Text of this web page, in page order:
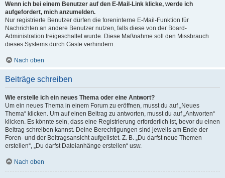
Wenn ich bei einem Benutzer auf den E-Mail-Link klicke, werde ich
aufgefordert, mich anzumelden.
Nur registrierte Benutzer dürfen die foreninterne E-Mail-Funktion für
Nachrichten an andere Benutzer nutzen, falls diese von der Board-
Administration freigeschaltet wurde. Diese Maßnahme soll den Missbrauch
dieses Systems durch Gäste verhindern.
Nach oben
Beiträge schreiben
Wie erstelle ich ein neues Thema oder eine Antwort?
Um ein neues Thema in einem Forum zu eröffnen, musst du auf „Neues
Thema“ klicken. Um auf einen Beitrag zu antworten, musst du auf „Antworten“
klicken. Es könnte sein, dass eine Registrierung erforderlich ist, bevor du einen
Beitrag schreiben kannst. Deine Berechtigungen sind jeweils am Ende der
Foren- und der Beitragsansicht aufgelistet. Z. B. „Du darfst neue Themen
erstellen“, „Du darfst Dateianhänge erstellen“ usw.
Nach oben